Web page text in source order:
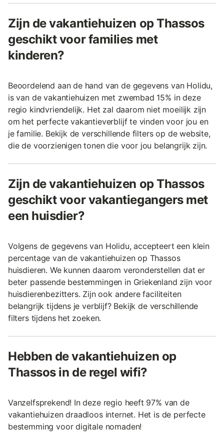
Zijn de vakantiehuizen op Thassos
geschikt voor families met
kinderen?
Beoordelend aan de hand van de gegevens van Holidu,
is van de vakantiehuizen met zwembad 15% in deze
regio kindvriendelijk. Het zal daarom niet moeilijk zijn
om het perfecte vakantieverblijf te vinden voor jou en
je familie. Bekijk de verschillende filters op de website,
die de voorzienigen tonen die voor jou belangrijk zijn.
Zijn de vakantiehuizen op Thassos
geschikt voor vakantiegangers met
een huisdier?
Volgens de gegevens van Holidu, accepteert een klein
percentage van de vakantiehuizen op Thassos
huisdieren. We kunnen daarom veronderstellen dat er
beter passende bestemmingen in Griekenland zijn voor
huisdierenbezitters. Zijn ook andere faciliteiten
belangrijk tijdens je verblijf? Bekijk de verschillende
filters tijdens het zoeken.
Hebben de vakantiehuizen op
Thassos in de regel wifi?
Vanzelfsprekend! In deze regio heeft 97% van de
vakantiehuizen draadloos internet. Het is de perfecte
bestemming voor digitale nomaden!